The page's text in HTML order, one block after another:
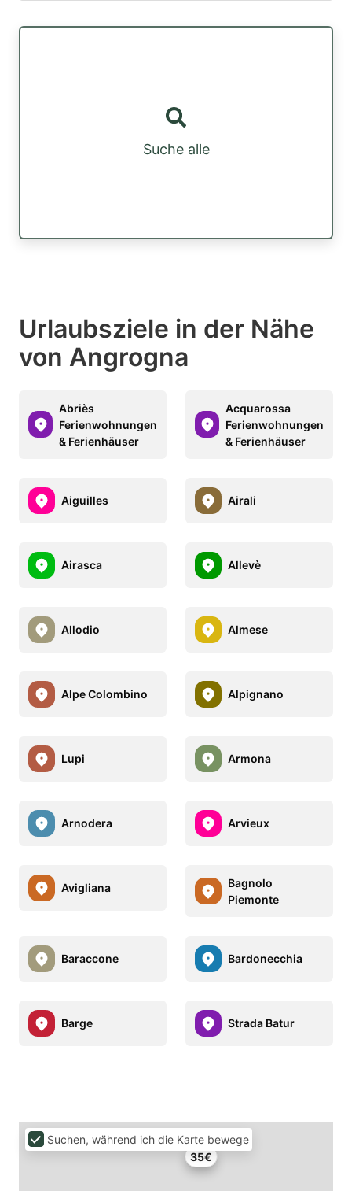
Suche alle
Urlaubsziele in der Nähe
von Angrogna
Abriès
Ferienwohnungen
& Ferienhäuser
Acquarossa
Ferienwohnungen
& Ferienhäuser
Aiguilles Airali
Airasca Allevè
Allodio Almese
Alpe Colombino Alpignano
Lupi Armona
Arnodera Arvieux
Avigliana
Bagnolo
Piemonte
Baraccone Bardonecchia
Barge Strada Batur
35€
Suchen, während ich die Karte bewege